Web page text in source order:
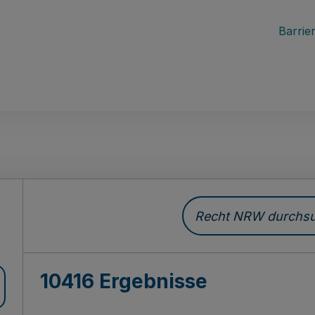
Recht NRW
10416 Ergebnisse